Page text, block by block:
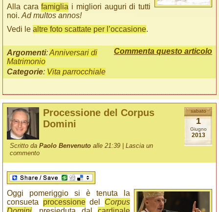
Alla carafamiglia i migliori auguri di tutti
noi. Ad multos annos!
Vedi le altre foto scattate per l’occasione.
Commenta questo articolo
Argomenti:Anniversari di
Matrimonio
Categorie: Vita parrocchiale
sabato
1
Giugno
2013
Processione del Corpus
Domini
Scritto daPaolo Benvenuto alle 21:39 |Lascia un
commento
Oggi pomeriggio si è tenuta la
consueta processionedel Corpus